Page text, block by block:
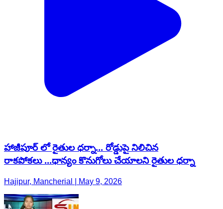
హాజీపూర్ లో రైతుల ధర్నా... రోడ్డుపై నిలిచిన
రాకపోకలు ...ధాన్యం కొనుగోలు చేయాలని రైతుల ధర్నా
Hajipur, Mancherial | May 9, 2026